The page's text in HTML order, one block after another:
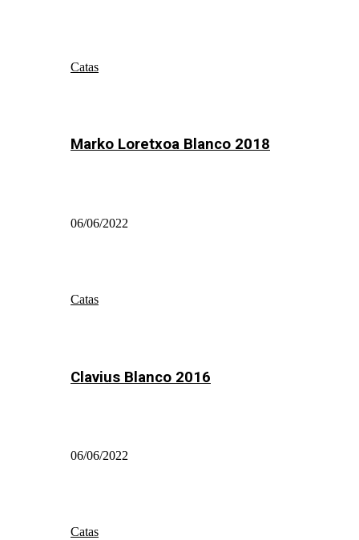
Catas
Marko Loretxoa Blanco 2018
06/06/2022
Catas
Clavius Blanco 2016
06/06/2022
Catas